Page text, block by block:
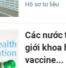
Hồ sơ tư liệu
Các nước
giới khoa
vaccine...